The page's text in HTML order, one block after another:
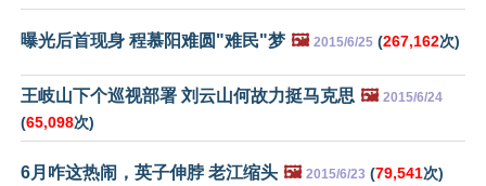
曝光后首现身 程慕阳难圆"难民"梦 🖼️ 2015/6/25 (267,162次)
王岐山下个巡视部署 刘云山何故力挺马克思 🖼️ 2015/6/24
(65,098次)
6月咋这热闹，英子伸脖 老江缩头 🖼️ 2015/6/23 (79,541次)